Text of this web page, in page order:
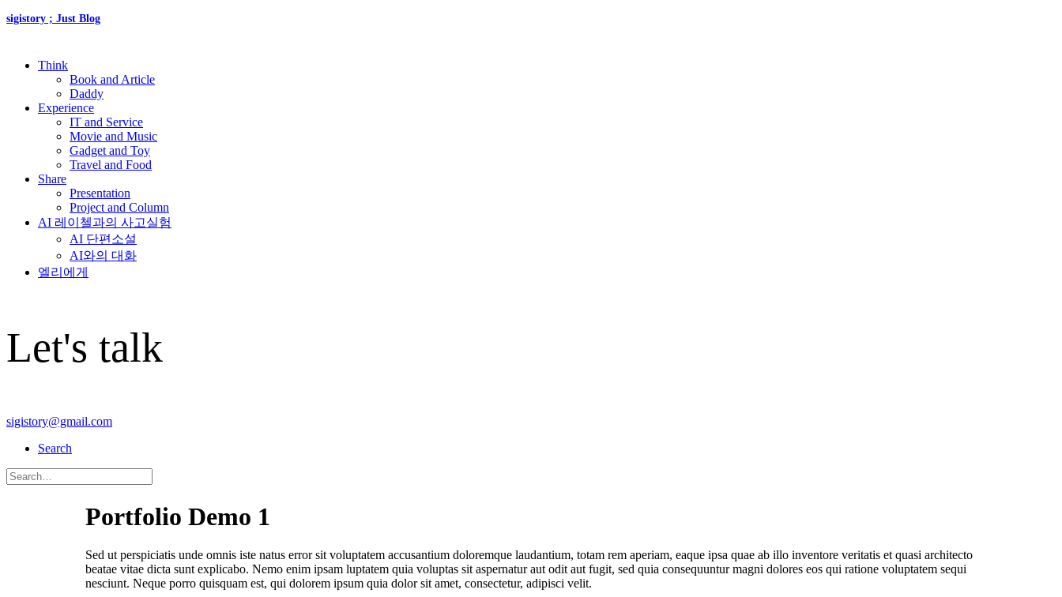
sigistory ; Just Blog
Think
Book and Article
Daddy
Experience
IT and Service
Movie and Music
Gadget and Toy
Travel and Food
Share
Presentation
Project and Column
AI 레이첼과의 사고실험
AI 단편소설
AI와의 대화
엘리에게
Let's talk
sigistory@gmail.com
Search
Portfolio Demo 1
Sed ut perspiciatis unde omnis iste natus error sit voluptatem accusantium doloremque laudantium, totam rem aperiam, eaque ipsa quae ab illo inventore veritatis et quasi architecto
beatae vitae dicta sunt explicabo. Nemo enim ipsam luptatem quia voluptas sit aspernatur aut odit aut fugit, sed quia consequuntur magni dolores eos qui ratione voluptatem sequi
nesciunt. Neque porro quisquam est, qui dolorem ipsum quia dolor sit amet, consectetur, adipisci velit.